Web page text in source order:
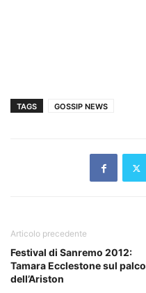
TAGS GOSSIP NEWS
Articolo precedente
Festival di Sanremo 2012:
Tamara Ecclestone sul palco
dell’Ariston